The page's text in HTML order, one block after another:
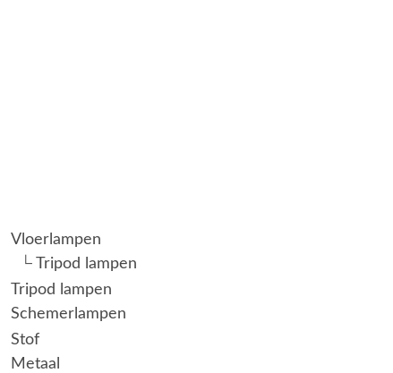
Vloerlampen
└ Tripod lampen
Tripod lampen
Schemerlampen
Stof
Metaal